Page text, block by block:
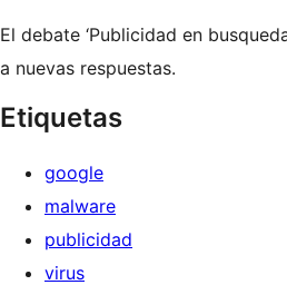
El debate ‘Publicidad en
a nuevas respuestas.
Etiquetas
google
malware
publicidad
virus